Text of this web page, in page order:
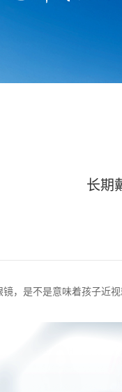
长期
是不是意味着孩子近